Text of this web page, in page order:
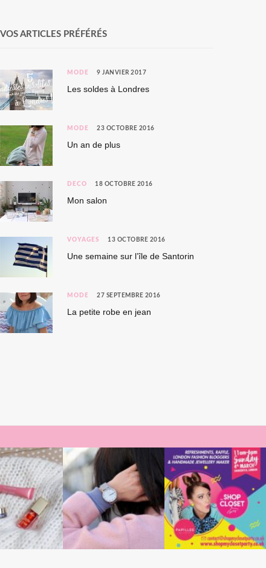
VOS ARTICLES PRÉFÉRÉS
MODE 9 JANVIER 2017
Les soldes à Londres
MODE 23 OCTOBRE 2016
Un an de plus
DÉCO 18 OCTOBRE 2016
Mon salon
VOYAGES 13 OCTOBRE 2016
Une semaine sur l’île de Santorin
MODE 27 SEPTEMBRE 2016
La petite robe en jean